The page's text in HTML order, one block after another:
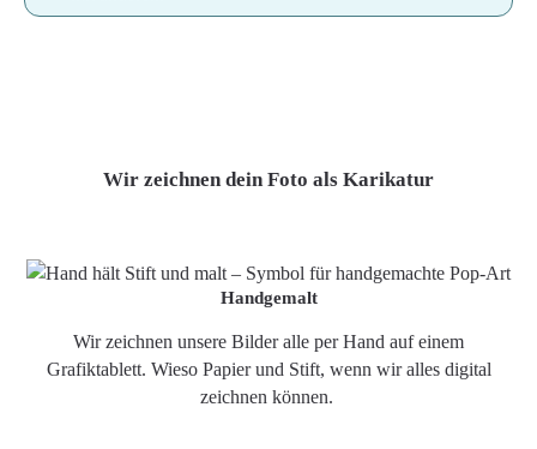
Wir zeichnen dein Foto als Karikatur
Handgemalt
Wir zeichnen unsere Bilder alle per Hand auf einem
Grafiktablett. Wieso Papier und Stift, wenn wir alles digital
zeichnen können.